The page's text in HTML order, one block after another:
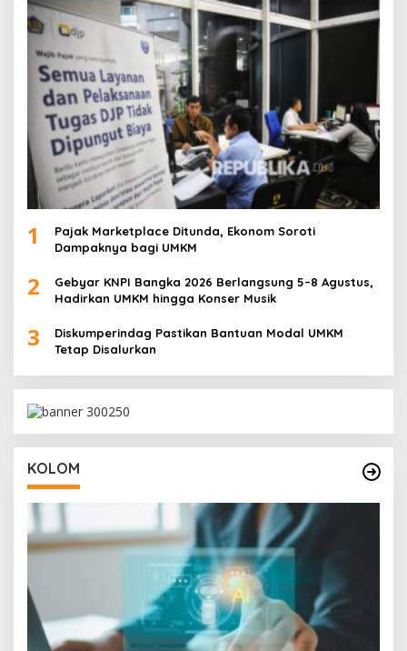
1
Pajak Marketplace Ditunda, Ekonom Soroti
Dampaknya bagi UMKM
2
Gebyar KNPI Bangka 2026 Berlangsung 5–8 Agustus,
Hadirkan UMKM hingga Konser Musik
3
Diskumperindag Pastikan Bantuan Modal UMKM
Tetap Disalurkan
KOLOM